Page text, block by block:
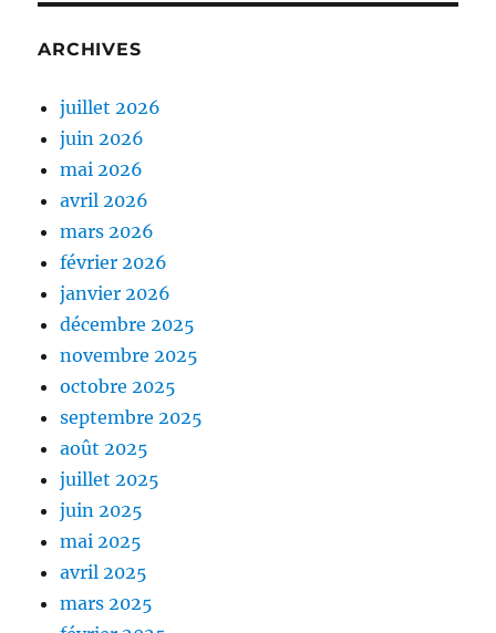
ARCHIVES
juillet 2026
juin 2026
mai 2026
avril 2026
mars 2026
février 2026
janvier 2026
décembre 2025
novembre 2025
octobre 2025
septembre 2025
août 2025
juillet 2025
juin 2025
mai 2025
avril 2025
mars 2025